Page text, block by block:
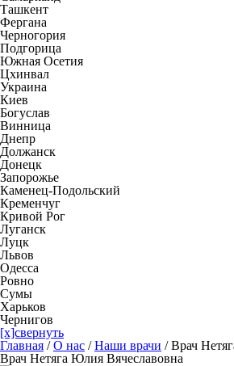
Ташкент
Фергана
Черногория
Подгорица
Южная Осетия
Цхинвал
Украина
Киев
Богуслав
Винница
Днепр
Должанск
Донецк
Запорожье
Каменец-Подольский
Кременчуг
Кривой Рог
Луганск
Луцк
Львов
Одесса
Ровно
Сумы
Харьков
Чернигов
[x]свернуть
Главная /О нас /Наши врачи /Врач
Врач Нетяга Юлия Вячеславовна